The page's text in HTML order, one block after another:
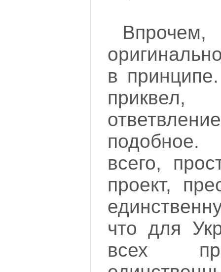
в
всего,
проект,
что для
всех